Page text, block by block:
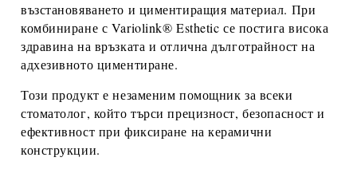
възстановяването и циментиращия материал. При
комбиниране с Variolink® Esthetic се постигависока
здравина на връзката и отлична дълготрайност на
адхезивното циментиране.
Този продукт е незаменим помощник за всеки
стоматолог, който търсипрецизност, безопасност и
ефективност при фиксиране на керамични
конструкции.